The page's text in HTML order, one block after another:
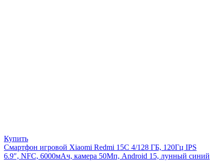
Купить
Смартфон игровой Xiaomi Redmi 15C 4/128 ГБ, 120Гц IPS
6.9″, NFC, 6000мAч, камера 50Мп, Android 15, лунный синий